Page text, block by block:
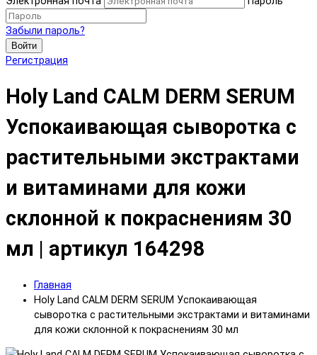
Забыли пароль?
Войти
Регистрация
Holy Land CALM DERM SERUM
Успокаивающая сыворотка с
растительными экстрактами
и витаминами для кожи
склонной к покраснениям 30
мл | артикул 164298
Главная
Holy Land CALM DERM SERUM Успокаивающая
сыворотка с растительными экстрактами и витаминами
для кожи склонной к покраснениям 30 мл